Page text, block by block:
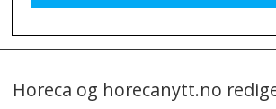
Horeca og horecanytt.no